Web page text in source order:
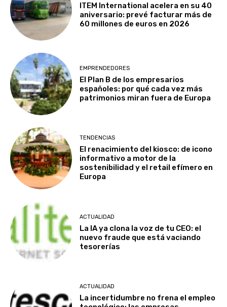
ITEM International acelera en su 40
aniversario: prevé facturar más de
60 millones de euros en 2026
EMPRENDEDORES
El Plan B de los empresarios
españoles: por qué cada vez más
patrimonios miran fuera de Europa
TENDENCIAS
El renacimiento del kiosco: de icono
informativo a motor de la
sostenibilidad y el retail efímero en
Europa
ACTUALIDAD
La IA ya clona la voz de tu CEO: el
nuevo fraude que está vaciando
tesorerías
ACTUALIDAD
La incertidumbre no frena el empleo